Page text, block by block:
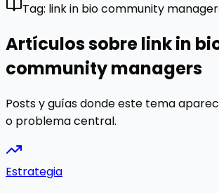
Tag: link in bio community
Artículos sobre link in
community managers
Posts y guías donde este tema
o problema central.
Estrategia